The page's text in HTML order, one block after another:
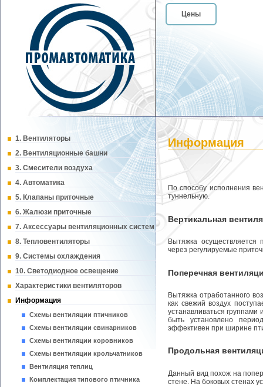
Цены
1. Вентиляторы
2. Вентиляционные башни
3. Смесители воздуха
4. Автоматика
5. Клапаны приточные
6. Жалюзи приточные
7. Аксессуары вентиляционных систем
8. Тепловентиляторы
9. Системы охлаждения
10. Светодиодное освещение
Характеристики вентиляторов
Информация
Схемы вентиляции птичников
Схемы вентиляции свинарников
Схемы вентиляции коровников
Схемы вентиляции крольчатников
Вентиляция теплиц
Комплектация типового птичника
Информация
По способу исполнения
туннельную.
Вертикальная
Вытяжка
через регулируемые
Поперечная
Вытяжка отработанного
как свежий воздух
устанавливаться
быть установлено
эффективен при ширине
Продольная
Данный вид похож на
стене. На боковых стенах